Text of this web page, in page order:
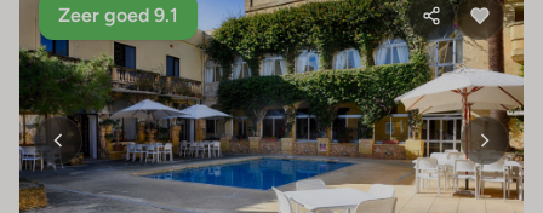
Zeer goed 9.1